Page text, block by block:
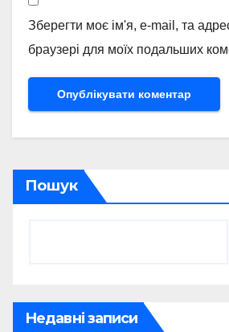
Зберегти моє ім'я, e-mail, та
браузері для моїх подальших
Пошук
Недавні записи